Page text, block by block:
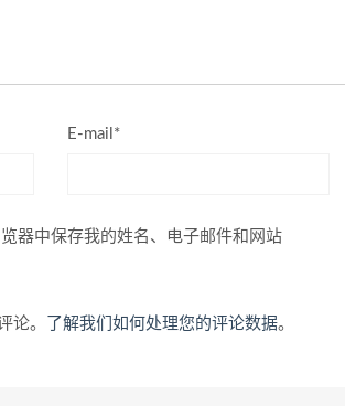
E-mail*
器中保存我的姓名、电子邮件和网站
论。 了解我们如何处理您的评论数据。